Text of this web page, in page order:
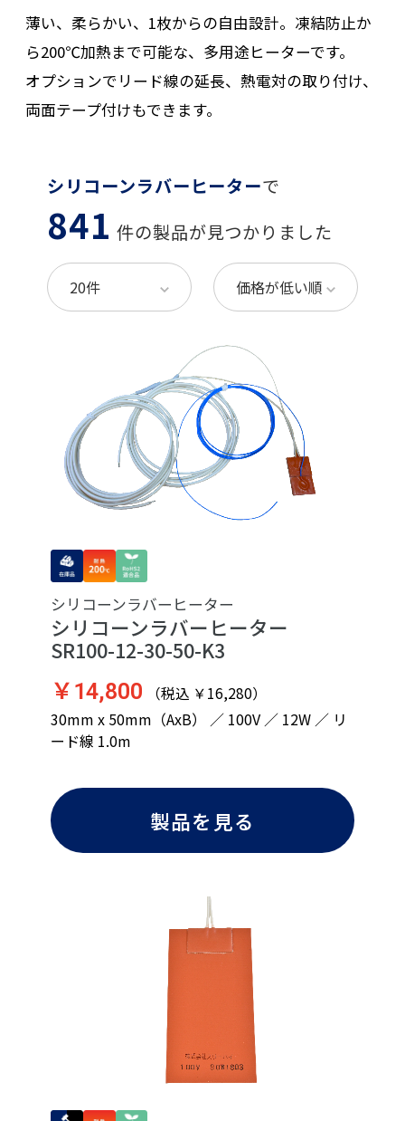
薄い、柔らかい、1枚からの自由設計。凍結防止か
ら200℃加熱まで可能な、多用途ヒーターです。
オプションでリード線の延長、熱電対の取り付け、
両面テープ付けもできます。
シリコーンラバーヒーターで
841 件の製品が見つかりました
シリコーンラバーヒーター
シリコーンラバーヒーター
SR100-12-30-50-K3
￥14,800 （税込 ￥16,280）
30mm x 50mm（AxB） ／ 100V ／ 12W ／ リ
ード線 1.0m
製品を見る